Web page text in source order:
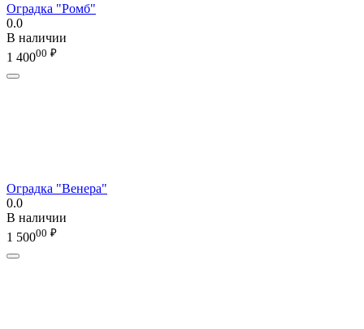
Оградка "Ромб"
0.0
В наличии
1 40000 ₽
Оградка "Венера"
0.0
В наличии
1 50000 ₽